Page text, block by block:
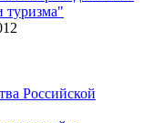
туризма"
Российской